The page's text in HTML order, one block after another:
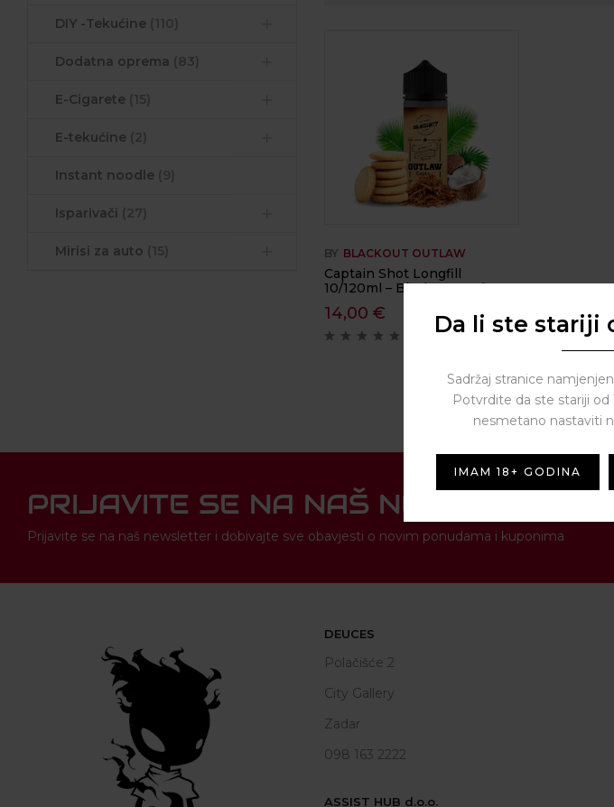
DIY -Tekućine
Dodatna oprema
E-Cigarete
E-tekućine
Instant noodle
Isparivači
Mirisi za auto BY BLACKOUT OUTLAW
Captain Shot Longfill
10/120ml – Blackout Outlaw
14,00 €
( 0 reviews )
PRIJAVITE SE NA NAŠ NEWSLETTER
Prijavite se na naš newsletter i dobivajte sve obavjesti o novim ponudama i kuponima
DEUCES
Polačišće 2
City Gallery
Zadar
098 163 2222
ASSIST HUB d.o.o.
Da li ste stariji
Sadržaj stranice
Potvrdite da ste stariji
nesmetano nastaviti
IMAM 18+ GODINA